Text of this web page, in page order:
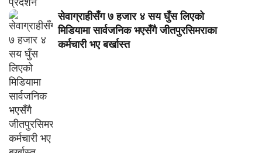
सेवाग्राहीसँग ७ हजार ४ सय घुँस लिएको
मिडियामा सार्वजनिक भएसँगै जीतपुरसिमराका
कर्मचारी भए बर्खास्त